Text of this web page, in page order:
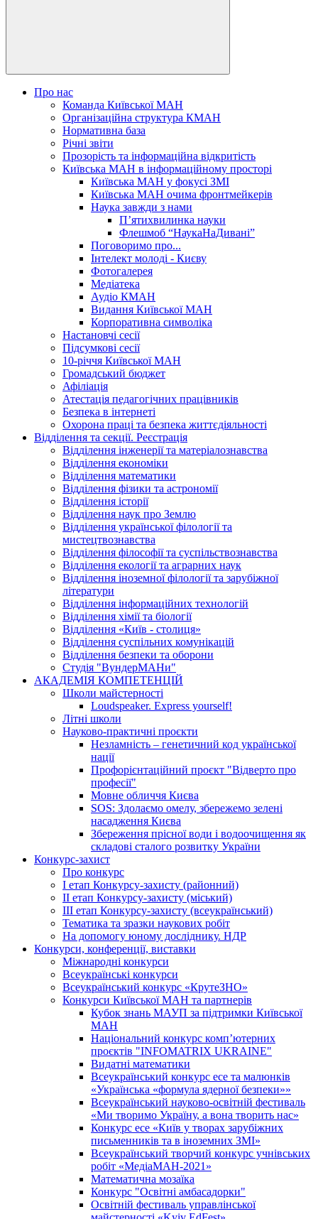
Про нас
Команда Київської МАН
Організаційна структура КМАН
Нормативна база
Річні звіти
Прозорість та інформаційна відкритість
Київська МАН в інформаційному просторі
Київська МАН у фокусі ЗМІ
Київська МАН очима фронтмейкерів
Наука завжди з нами
П’ятихвилинка науки
Флешмоб “НаукаНаДивані”
Поговоримо про...
Інтелект молоді - Києву
Фотогалерея
Медіатека
Аудіо КМАН
Видання Київської МАН
Корпоративна символіка
Настановчі сесії
Підсумкові сесії
10-річчя Київської МАН
Громадський бюджет
Афіліація
Атестація педагогічних працівників
Безпека в інтернеті
Охорона праці та безпека життєдіяльності
Відділення та секції. Реєстрація
Відділення інженерії та матеріалознавства
Відділення економіки
Відділення математики
Відділення фізики та астрономії
Відділення історії
Відділення наук про Землю
Відділення української філології та
мистецтвознавства
Відділення філософії та суспільствознавства
Відділення екології та аграрних наук
Відділення іноземної філології та зарубіжної
літератури
Відділення інформаційних технологій
Відділення хімії та біології
Відділення «Київ - столиця»
Відділення суспільних комунікацій
Відділення безпеки та оборони
Студія "ВундерМАНи"
АКАДЕМІЯ КОМПЕТЕНЦІЙ
Школи майстерності
Loudspeaker. Express yourself!
Літні школи
Науково-практичні проєкти
Незламність – генетичний код української
нації
Профорієнтаційний проєкт "Відверто про
професії"
Мовне обличчя Києва
SOS: Здолаємо омелу, збережемо зелені
насадження Києва
Збереження прісної води і водоочищення як
складові сталого розвитку України
Конкурс-захист
Про конкурс
І етап Конкурсу-захисту (районний)
ІІ етап Конкурсу-захисту (міський)
ІІІ етап Конкурсу-захисту (всеукраїнський)
Тематика та зразки наукових робіт
На допомогу юному досліднику. НДР
Конкурси, конференції, виставки
Міжнародні конкурси
Всеукраїнські конкурси
Всеукраїнський конкурс «КрутеЗНО»
Конкурси Київської МАН та партнерів
Кубок знань МАУП за підтримки Київської
МАН
Національний конкурс комп’ютерних
проєктів "INFOMATRIX UKRAINE"
Видатні математики
Всеукраїнський конкурс есе та малюнків
«Українська «формула ядерної безпеки»»
Всеукраїнський науково-освітній фестиваль
«Ми творимо Україну, а вона творить нас»
Конкурс есе «Київ у творах зарубіжних
письменників та в іноземних ЗМІ»
Всеукраїнський творчий конкурс учнівських
робіт «МедіаМАН-2021»
Математична мозаїка
Конкурс "Освітні амбасадорки"
Освітній фестиваль управлінської